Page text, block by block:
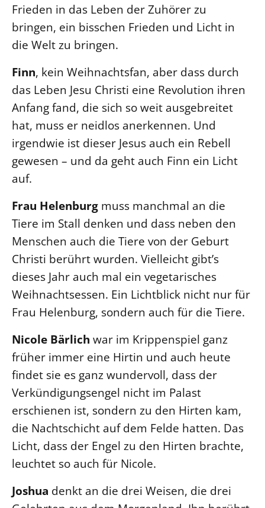
Frieden in das Leben der Zuhörer zu
bringen, ein bisschen Frieden und Licht in
die Welt zu bringen.
Finn, kein Weihnachtsfan, aber dass durch
das Leben Jesu Christi eine Revolution ihren
Anfang fand, die sich so weit ausgebreitet
hat, muss er neidlos anerkennen. Und
irgendwie ist dieser Jesus auch ein Rebell
gewesen – und da geht auch Finn ein Licht
auf.
Frau Helenburg muss manchmal an die
Tiere im Stall denken und dass neben den
Menschen auch die Tiere von der Geburt
Christi berührt wurden. Vielleicht gibt’s
dieses Jahr auch mal ein vegetarisches
Weihnachtsessen. Ein Lichtblick nicht nur für
Frau Helenburg, sondern auch für die Tiere.
Nicole Bärlich war im Krippenspiel ganz
früher immer eine Hirtin und auch heute
findet sie es ganz wundervoll, dass der
Verkündigungsengel nicht im Palast
erschienen ist, sondern zu den Hirten kam,
die Nachtschicht auf dem Felde hatten. Das
Licht, dass der Engel zu den Hirten brachte,
leuchtet so auch für Nicole.
Joshua denkt an die drei Weisen, die drei